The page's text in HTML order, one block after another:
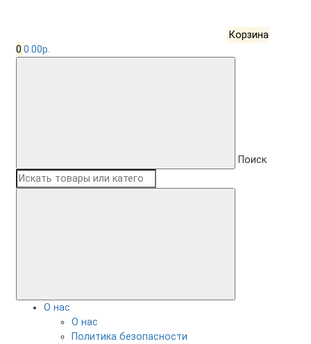
Корзина
0 0.00р.
Поиск
О нас
О нас
Политика безопасности